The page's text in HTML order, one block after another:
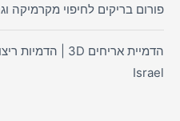
פורום בריקים לחיפוי מקרמיקה
Israel